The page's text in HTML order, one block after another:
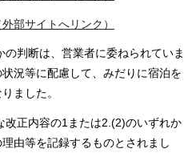
部サイトへリンク）
判断は、営業者に委ねられていま
況等に配慮して、みだりに宿泊を
ました。
改正内容の1または2.(2)のいずれか
由等を記録するものとされまし